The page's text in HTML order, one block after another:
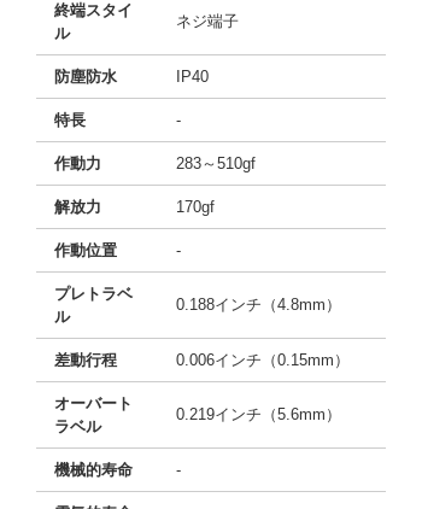
終端スタイ
ル
ネジ端子
防塵防水 IP40
特長 -
作動力 283～510gf
解放力 170gf
作動位置 -
プレトラベ
ル
0.188インチ（4.8mm）
差動行程 0.006インチ（0.15mm）
オーバート
ラベル
0.219インチ（5.6mm）
機械的寿命 -